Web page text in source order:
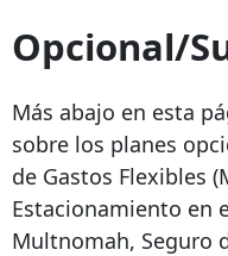
Opcional/
Más abajo en esta
sobre los planes
de Gastos Flexibles
Estacionamiento en
Multnomah, Seguro